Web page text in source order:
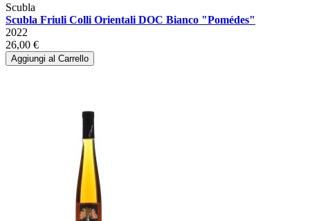
Scubla
Scubla Friuli Colli Orientali DOC Bianco "Pomédes"
2022
26,00 €
Aggiungi al Carrello